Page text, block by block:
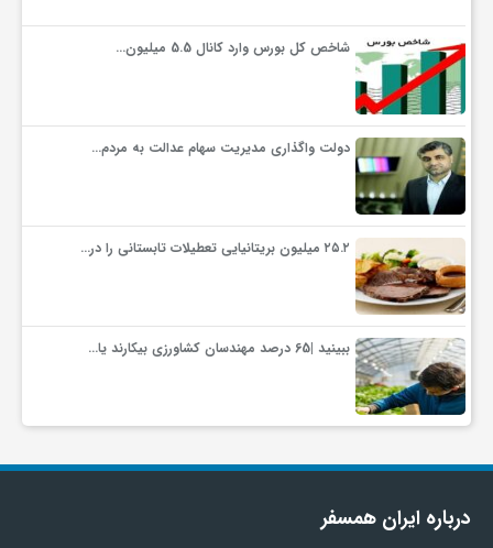
شاخص کل بورس وارد کانال 5.5 میلیون…
دولت واگذاری مدیریت سهام عدالت به مردم…
۲۵.۲ میلیون بریتانیایی تعطیلات تابستانی را در…
ببینید |65 درصد مهندسان کشاورزی بیکارند یا…
درباره ایران همسفر